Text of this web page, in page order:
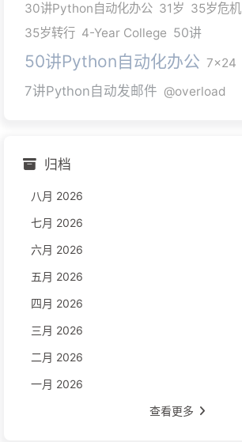
30讲Python自动化办公 31岁 35岁危机
35岁转行 4-Year College 50讲
50讲Python自动化办公 7x24
7讲Python自动发邮件 @overload
归档
八月 2026
七月 2026
六月 2026
五月 2026
四月 2026
三月 2026
二月 2026
一月 2026
查看更多